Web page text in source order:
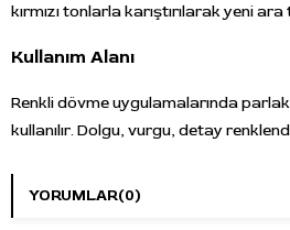
kırmızı tonlarla karıştırılarak yeni
Kullanım Alanı
Renkli dövme uygulamalarında parlak
kullanılır. Dolgu, vurgu, detay
tasarımın genel renk paletine, cilt
YORUMLAR(0)